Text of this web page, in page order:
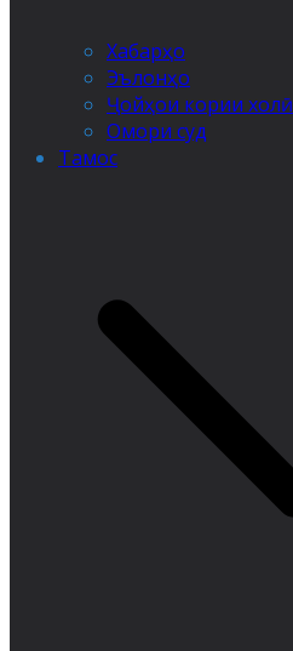
Хабарҳо
Эълонҳо
Ҷойҳои кории холӣ
Омори суд
Тамос